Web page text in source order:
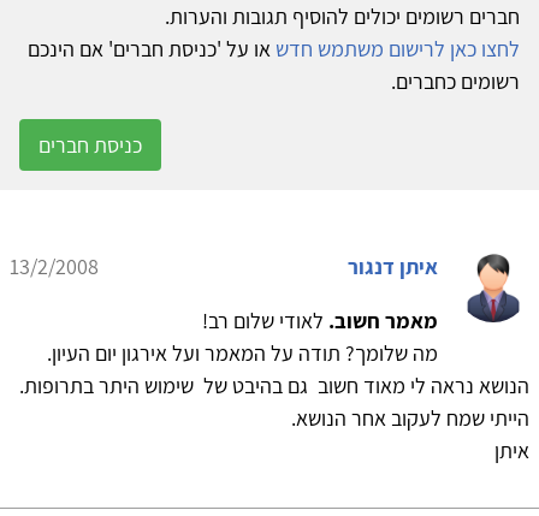
חברים רשומים יכולים להוסיף תגובות והערות.
לחצו כאן לרישום משתמש חדש או על 'כניסת חברים' אם הינכם
רשומים כחברים.
כניסת חברים
איתן דנגור
13/2/2008
מאמר חשוב. לאודי שלום רב!
מה שלומך? תודה על המאמר ועל אירגון יום העיון.
הנושא נראה לי מאוד חשוב גם בהיבט של שימוש היתר בתרופות.
הייתי שמח לעקוב אחר הנושא.
איתן